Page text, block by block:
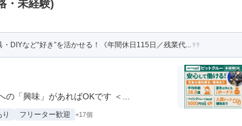
・未経験)
DIYなど“好き”を活かせる！《年間休日115日／残業代...
「興味」があればOKです ＜...
フリーター歓迎 +17個